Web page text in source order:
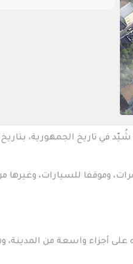
وموقفا للسيارات، وغيرها
أجزاء واسعة من المدينة،